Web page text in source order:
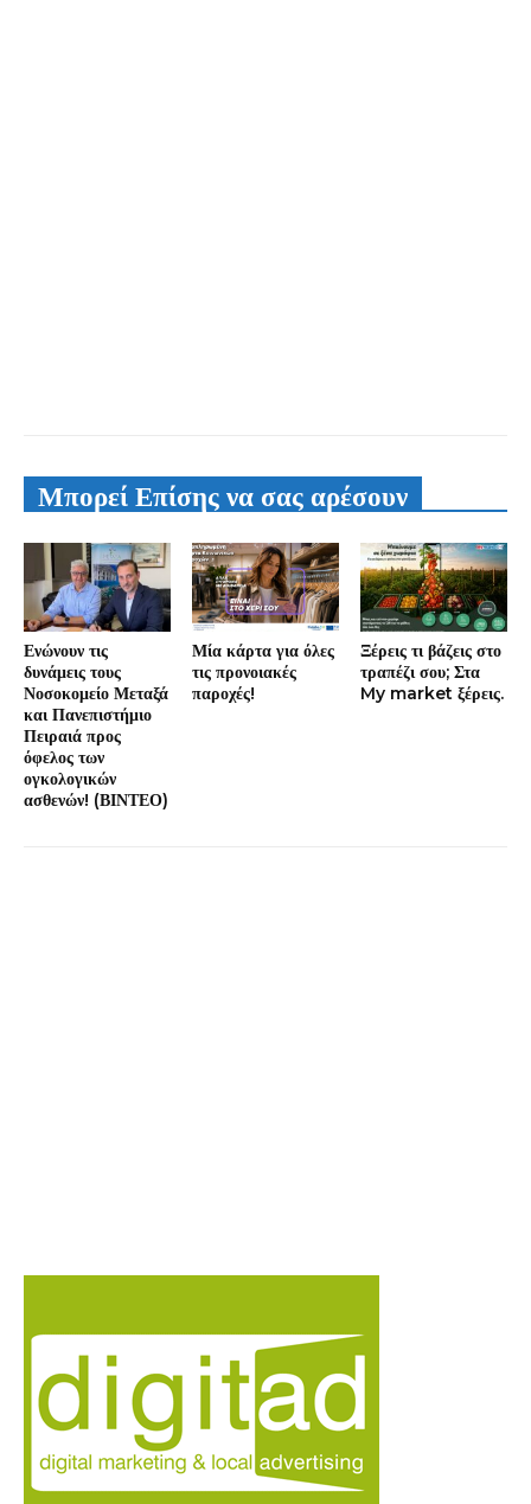
Μπορεί Επίσης να σας αρέσουν
Ενώνουν τις
δυνάμεις τους
Νοσοκομείο Μεταξά
και Πανεπιστήμιο
Πειραιά προς
όφελος των
ογκολογικών
ασθενών! (ΒΙΝΤΕΟ)
Μία κάρτα για όλες
τις προνοιακές
παροχές!
Ξέρεις τι βάζεις στο
τραπέζι σου; Στα
My market ξέρεις.